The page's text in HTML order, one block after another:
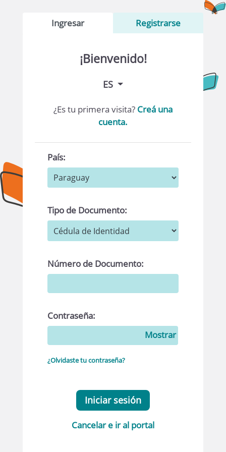
Ingresar Registrarse
¡Bienvenido!
ES
¿Es tu primera visita? Creá una
cuenta.
País:
Tipo de Documento:
Número de Documento:
Contraseña:
Mostrar
¿Olvidaste tu contraseña?
Iniciar sesión
Cancelar e ir al portal